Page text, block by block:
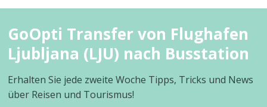
GoOpti Transfer von Flughafen
Ljubljana (LJU) nach Busstation
Erhalten Sie jede zweite Woche Tipps, Tricks und News
über Reisen und Tourismus!